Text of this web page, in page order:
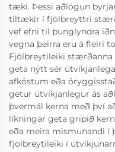
tæki. Þessi aðlögun
tiltækir í fjölbreyttri
vef efni til þunglyndra
vegna þeirra eru á fleiri
Fjölbreytileiki
geta nýtt sér
afköstum eða
getur útvíkjanlegur ás
þvermál kerna með því
líkningar geta gripið
eða meira mismunandi í
fjölbreytileiki í